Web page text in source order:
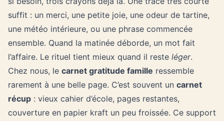
suffit : un merci, une petite joie, une odeur de tartine,
une météo intérieure, ou une phrase commencée
ensemble. Quand la matinée déborde, un mot fait
l’affaire. Le rituel tient mieux quand il reste léger.
Chez nous, le carnet gratitude famille ressemble
rarement à une belle page. C’est souvent un carnet
récup : vieux cahier d’école, pages restantes,
couverture en papier kraft un peu froissée. Ce support